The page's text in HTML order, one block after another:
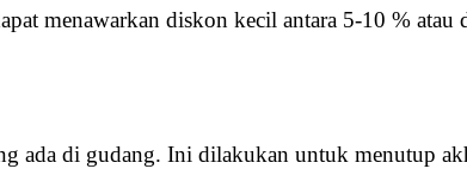
menawarkan diskon kecil antara 5-10 % atau
ada di gudang. Ini dilakukan untuk menutup